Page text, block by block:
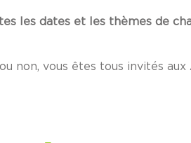
les dates et les thèmes de
non, vous êtes tous invités